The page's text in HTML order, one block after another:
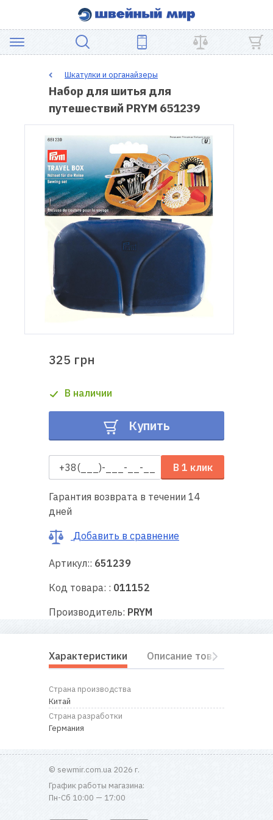
ШВЕЙНОЕ
ОБОРУДОВАНИЕ
ЗАПЧАСТИ
ПЭЧВОРКА
АКСЕССУАРЫ
Доставка
Гарантия
швейной
техники
Полезные
советы
нас
Шкатулки и органайзеры
Набор для шитья для
путешествий PRYM 651239
325 грн
В наличии
Купить
В 1 клик
Гарантия возврата в течении 14
дней
Добавить в сравнение
Артикул:: 651239
Код товара: : 011152
Производитель: PRYM
Характеристики Описание товара
Страна производства
Китай
Страна разработки
Германия
© sewmir.com.ua 2026 г.
График работы магазина:
Пн-Сб 10:00 — 17:00